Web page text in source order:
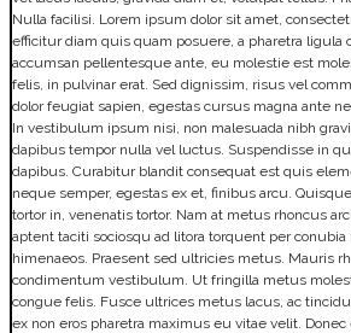
Nulla facilisi. Lorem ipsum dolor sit amet,
efficitur diam quis quam posuere, a pharetra ligula
accumsan pellentesque ante, eu molestie est
felis, in pulvinar erat. Sed dignissim, risus vel
dolor feugiat sapien, egestas cursus magna ante
In vestibulum ipsum nisi, non malesuada nibh
dapibus tempor nulla vel luctus. Suspendisse in
dapibus. Curabitur blandit consequat est quis
neque semper, egestas ex et, finibus arcu.
tortor in, venenatis tortor. Nam at metus rhoncus
aptent taciti sociosqu ad litora torquent per conubia
himenaeos. Praesent sed ultricies metus. Mauris
condimentum vestibulum. Ut fringilla metus
congue felis. Fusce ultrices metus lacus, ac
ex non eros pharetra maximus eu vitae velit.